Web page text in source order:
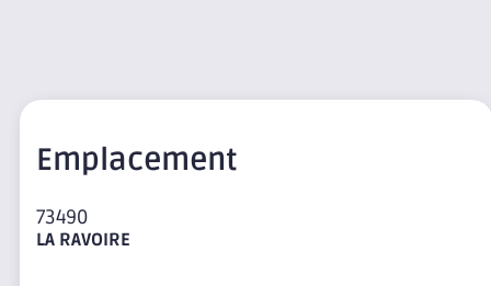
Emplacement
73490
LA RAVOIRE